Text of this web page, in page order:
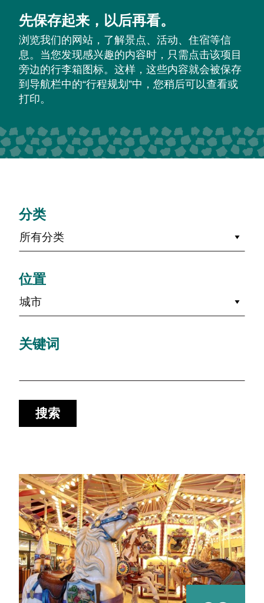
先保存起来，以后再看。
浏览我们的网站，了解景点、活动、住宿等信
息。当您发现感兴趣的内容时，只需点击该项目
旁边的行李箱图标。这样，这些内容就会被保存
到导航栏中的“行程规划”中，您稍后可以查看或
打印。
分类
所有分类
位置
城市
关键词
搜索